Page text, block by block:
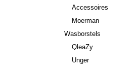
Accessoires
Moerman
Wasborstels
QleaZy
Unger